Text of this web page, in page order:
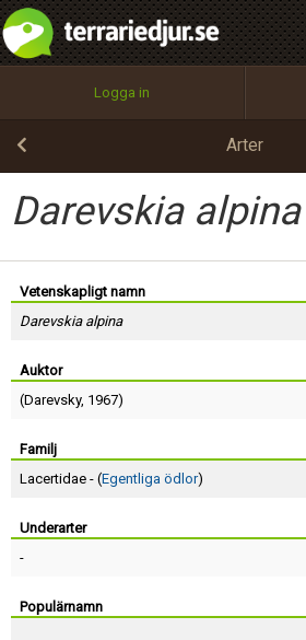
Logga in
Arter
Darevskia alpina
Vetenskapligt namn
Darevskia alpina
Auktor
(Darevsky, 1967)
Familj
Lacertidae - (Egentliga ödlor)
Underarter
-
Populärnamn
Utför
100%
OK
integritetspolicy
Namn:
Epost:
Lösenord:
Terms of Service
Begär nytt lösenord